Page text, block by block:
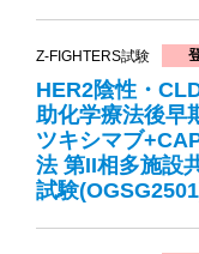
Z-FIGHTERS試験
HER2陰性・
助化学療法後早
ツキシマブ
法 第II相多施設
試験